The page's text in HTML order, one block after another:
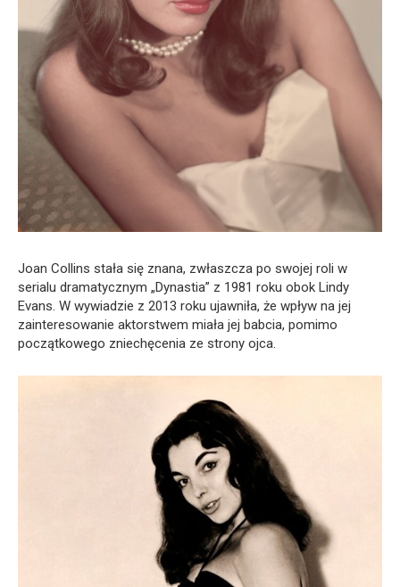
Joan Collins stała się znana, zwłaszcza po swojej roli w
serialu dramatycznym „Dynastia” z 1981 roku obok Lindy
Evans. W wywiadzie z 2013 roku ujawniła, że wpływ na jej
zainteresowanie aktorstwem miała jej babcia, pomimo
początkowego zniechęcenia ze strony ojca.